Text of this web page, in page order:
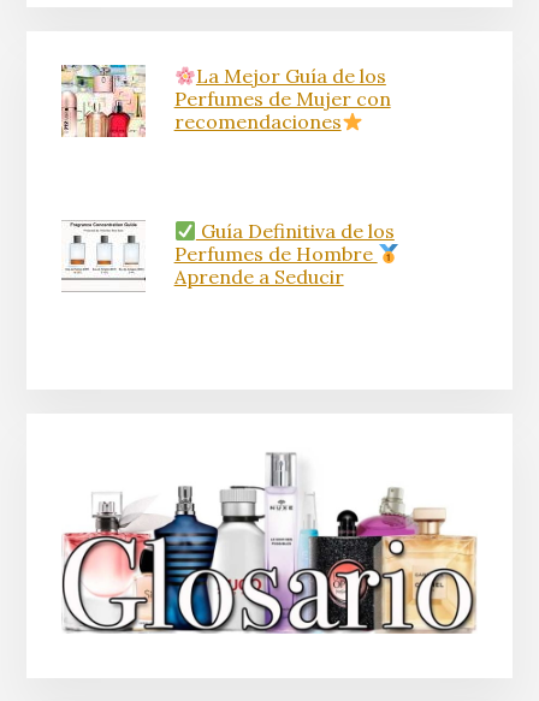
La Mejor Guía de los
Perfumes de Mujer con
recomendaciones
Guía Definitiva de los
Perfumes de Hombre
Aprende a Seducir